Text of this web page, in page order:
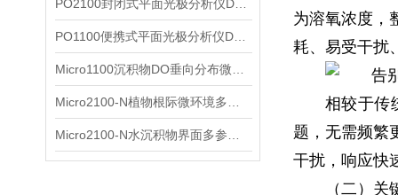
为溶氧浓度，
耗、易受干扰
相较于传
题，无需频繁
干扰，响应快
（二）